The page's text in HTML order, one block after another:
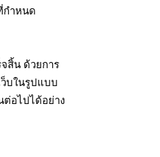
กำหนด
สิ้น ด้วยการ
บในรูปแบบ
ต่อไปได้อย่าง